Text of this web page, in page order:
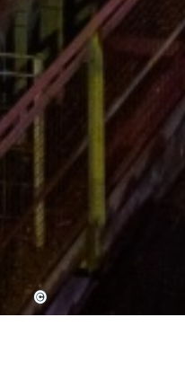
©
©
©
©
©